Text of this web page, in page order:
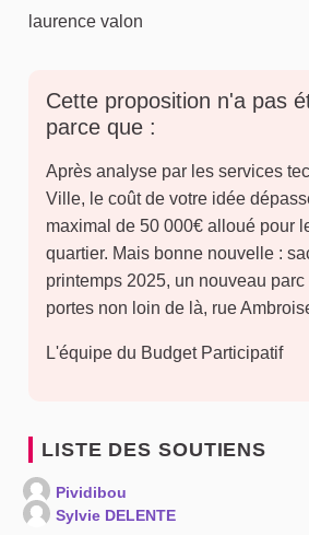
laurence valon
Cette proposition n'a pas
parce que :
Après analyse par les services
Ville, le coût de votre idée
maximal de 50 000€ alloué pour
quartier. Mais bonne nouvelle :
printemps 2025, un nouveau
portes non loin de là, rue
L'équipe du Budget Participatif
LISTE DES SOUTIENS
Pividibou
Sylvie DELENTE